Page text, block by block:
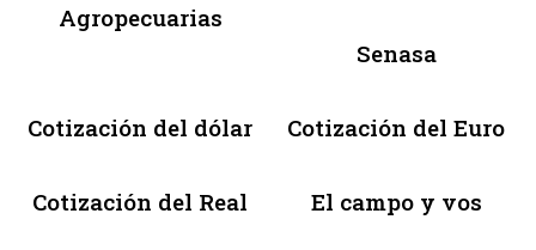
Agropecuarias
Senasa
Cotización del dólar Cotización del Euro
Cotización del Real El campo y vos